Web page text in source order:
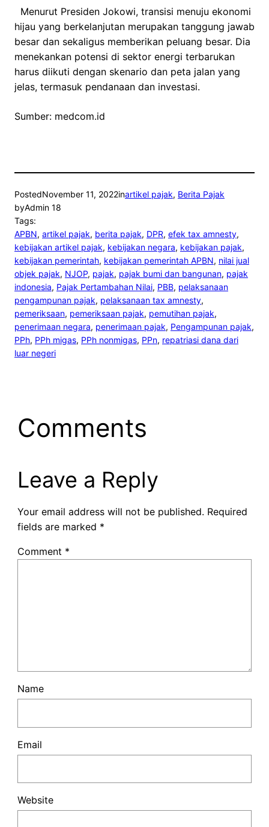
Menurut Presiden Jokowi, transisi menuju ekonomi
hijau yang berkelanjutan merupakan tanggung jawab
besar dan sekaligus memberikan peluang besar. Dia
menekankan potensi di sektor energi terbarukan
harus diikuti dengan skenario dan peta jalan yang
jelas, termasuk pendanaan dan investasi.
Sumber: medcom.id
PostedNovember 11, 2022inartikel pajak, Berita Pajak
byAdmin 18
Tags:
APBN, artikel pajak, berita pajak, DPR, efek tax amnesty
kebijakan artikel pajak, kebijakan negara, kebijakan pajak
kebijakan pemerintah, kebijakan pemerintah APBN, nilai jual
objek pajak, NJOP, pajak, pajak bumi dan bangunan, pajak
indonesia, Pajak Pertambahan Nilai, PBB, pelaksanaan
pengampunan pajak, pelaksanaan tax amnesty
pemeriksaan, pemeriksaan pajak, pemutihan pajak
penerimaan negara, penerimaan pajak, Pengampunan pajak
PPh, PPh migas, PPh nonmigas, PPn, repatriasi dana dari
luar negeri
Comments
Leave a Reply
Your email address will not be published. Required
fields are marked *
Comment *
Name
Email
Website